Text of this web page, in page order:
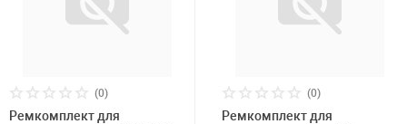
(0)
Ремкомплект для
(0)
Ремкомплект для